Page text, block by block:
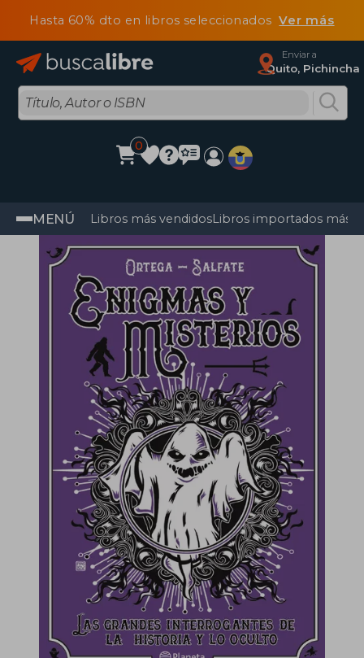
Hasta 60% dto en libros seleccionadosVer más
Enviar a
Quito, Pichincha
0
MENÚ Libros más vendidosLibros importados más